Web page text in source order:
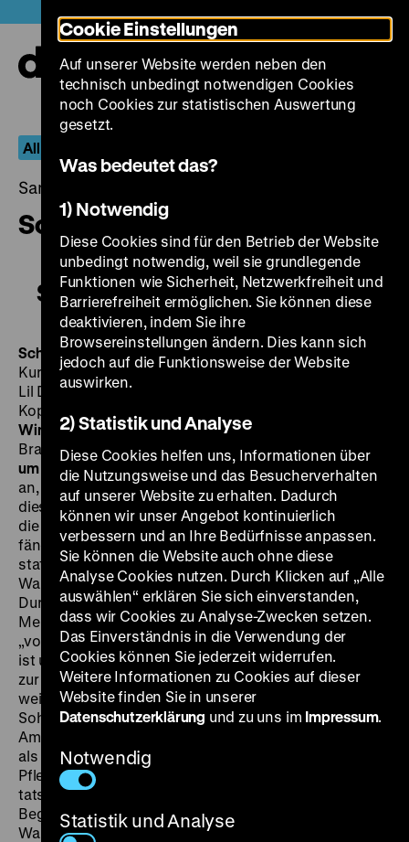
zum
Seiteninhalt
springen
All I Desire – Die Filme von Douglas Sirk
Samstag, 09. Juli 2016, 20.30 - 00.00 Uhr
Schlußakkord
Schlußakkord
SchlußakkordD 1936, R: Detlef Sierck, B: Detlef Sierck,
Kurt Heuser, K: Robert Baberske, M: Kurt Schröder, D:
Lil Dagover, Willy Birgel, Mária Tasnádi Fekete, Maria
Koppenhöfer, Theodor Loos, 101‘
WindhundeD 1934, R: Detlef Sierck, P: Peter Paul
Brauer, 31‘ ·35 mm SA 09.07. um 20.30 Uhr + SO 17.07.
um 18 Uhr Schon der Titel deutet die überragende Rolle
an, die die musikalische Untermalung nicht nur für
diesen Sirk-Film darstellt. „Die Musik steigert nicht nur
die Gefühle, sie konstituiert erst die Emotion. Ohne sie
fände die Geschichte, die der Film erzählt, gar nicht
statt. Das Melodram kümmert sich nicht um
Wahrscheinlichkeit.“ (Jochen Mayer-Wendt). Sirks
Durchbruchsfilm ist in der Tat ein hemmungsloses
Melodram, in dem laut einer zeitgenössischen Kritik
„von Astrologie bis Beethovens Neunter (…) alles drin“
ist und das Motive der klassischen Musik geschickt
zur emotionalen Lenkung des Publikums einzusetzen
weiß. Es geht um eine Mutter (Lil Dagover), die ihren
Sohn im Waisenhaus zurücklassen muss, als sie nach
Amerika flieht. Nach ihrer Rückkehr verdingt sie sich
als Kindermädchen – in derselben Familie, die Peter als
Pflegekind aufgenommen hat! Vermeintliche oder
tatsächliche Selbstmorde sowie allerlei dunkle
Begierden unterstreichen den untergründigen
Wahnwitz dieses transatlantischen Tränenstücks. Als
Cookie Einstellungen
Auf unserer Website werden neben den
technisch unbedingt notwendigen Cookies
noch Cookies zur statistischen Auswertung
gesetzt.
Was bedeutet das?
1) Notwendig
Diese Cookies sind für den Betrieb der Website
unbedingt notwendig, weil sie grundlegende
Funktionen wie Sicherheit, Netzwerkfreiheit und
Barrierefreiheit ermöglichen. Sie können diese
deaktivieren, indem Sie ihre
Browsereinstellungen ändern. Dies kann sich
jedoch auf die Funktionsweise der Website
auswirken.
2) Statistik und Analyse
Diese Cookies helfen uns, Informationen über
die Nutzungsweise und das Besucherverhalten
auf unserer Website zu erhalten. Dadurch
können wir unser Angebot kontinuierlich
verbessern und an Ihre Bedürfnisse anpassen.
Sie können die Website auch ohne diese
Analyse Cookies nutzen. Durch Klicken auf „Alle
auswählen“ erklären Sie sich einverstanden,
dass wir Cookies zu Analyse-Zwecken setzen.
Das Einverständnis in die Verwendung der
Cookies können Sie jederzeit widerrufen.
Weitere Informationen zu Cookies auf dieser
Website finden Sie in unserer
Datenschutzerklärung und zu uns im Impressum.
Notwendig
Statistik und Analyse